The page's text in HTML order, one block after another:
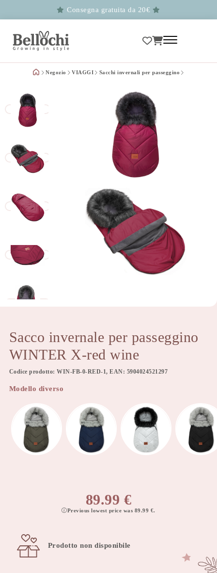
Consegna gratuita da 20€
Negozio VIAGGI Sacchi invernali per passeggino
Sacco invernale per passeggino
WINTER X-red wine
Codice prodotto: WIN-FB-0-RED-1, EAN: 5904024521297
Modello diverso
89.99 €
Previous lowest price was 89.99 €.
Prodotto non disponibile